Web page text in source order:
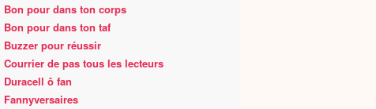
Bon pour dans ton corps
Bon pour dans ton taf
Buzzer pour réussir
Courrier de pas tous les lecteurs
Duracell ô fan
Fannyversaires